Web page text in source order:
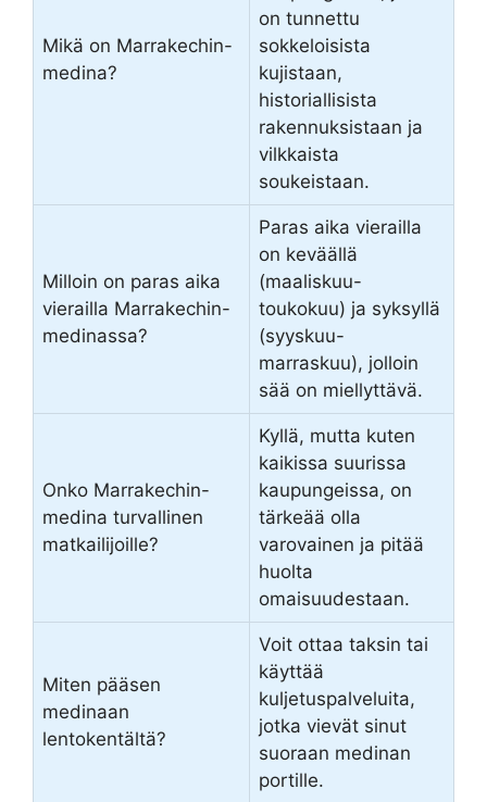
Mikä on Marrakechin-
medina?
on tunnettu
sokkeloisista
kujistaan,
historiallisista
rakennuksistaan ja
vilkkaista
soukeistaan.
Milloin on paras aika
vierailla Marrakechin-
medinassa?
Paras aika vierailla
on keväällä
(maaliskuu-
toukokuu) ja syksyllä
(syyskuu-
marraskuu), jolloin
sää on miellyttävä.
Onko Marrakechin-
medina turvallinen
matkailijoille?
Kyllä, mutta kuten
kaikissa suurissa
kaupungeissa, on
tärkeää olla
varovainen ja pitää
huolta
omaisuudestaan.
Miten pääsen
medinaan
lentokentältä?
Voit ottaa taksin tai
käyttää
kuljetuspalveluita,
jotka vievät sinut
suoraan medinan
portille.